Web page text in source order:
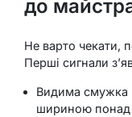
до
Не варто чекати,
Перші сигнали
Видима смужка
шириною